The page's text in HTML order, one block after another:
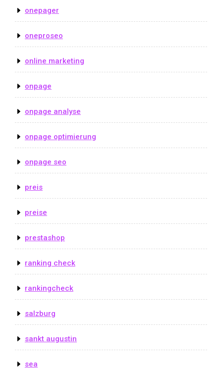
onepager
oneproseo
online marketing
onpage
onpage analyse
onpage optimierung
onpage seo
preis
preise
prestashop
ranking check
rankingcheck
salzburg
sankt augustin
sea